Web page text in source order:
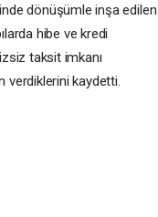
dönüşümle inşa edilen
hibe ve kredi
taksit imkanı
verdiklerini kaydetti.